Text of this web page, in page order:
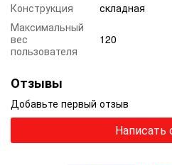
Конструкция
складная
Максимальный
вес
пользователя
120
Отзывы
Добавьте первый отзыв
Написать